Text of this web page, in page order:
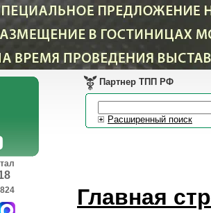
Партнер ТПП РФ
Расширенный поиск
Главная